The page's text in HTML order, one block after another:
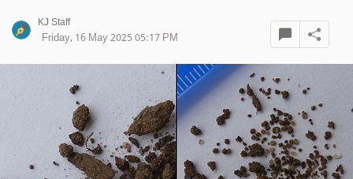
KJ Staff
Friday, 16 May 2025 05:17 PM